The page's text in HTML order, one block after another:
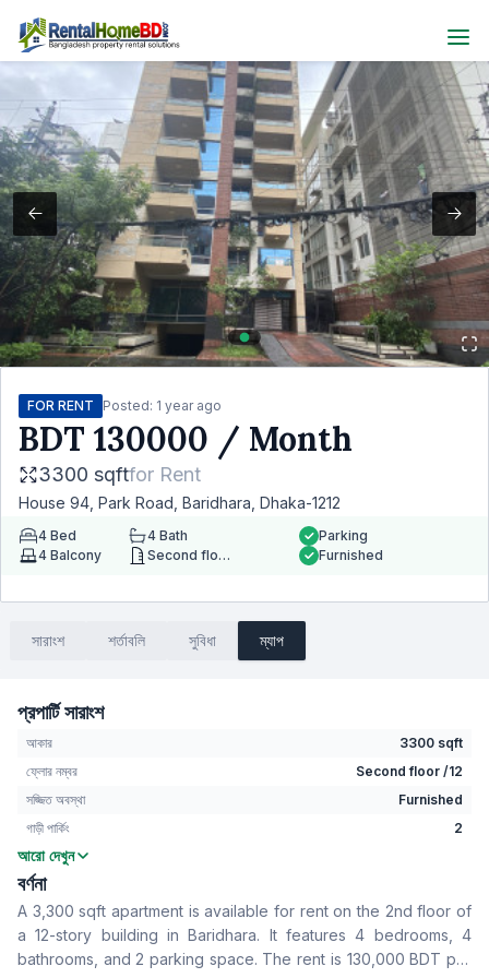
FOR RENT Posted: 1 year ago
BDT 130000 / Month
3300 sqftfor Rent
House 94, Park Road, Baridhara, Dhaka-1212
4 Bed 4 Bath
4 Balcony Second floor
Parking
Furnished
সারাংশ শর্তাবলি সুবিধা ম্যাপ
প্রপার্টি সারাংশ
আকার
3300 sqft
ফ্লোর নম্বর
Second floor /12
সজ্জিত অবস্থা
Furnished
গাড়ী পার্কিং
2
বেডরুম
বাথরুম
বসার রুম
No
Drawing Room
Yes
খাবার রুম
Yes
আরো দেখুন
বর্ণনা
A 3,300 sqft apartment is available for rent on the 2nd floor of
a 12-story building in Baridhara. It features 4 bedrooms, 4
bathrooms, and 2 parking space. The rent is 130,000 BDT per